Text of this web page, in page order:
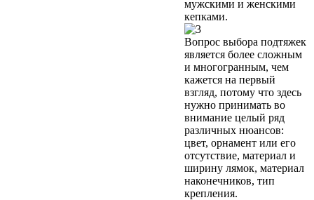
мужскими и женскими
кепками.
Вопрос выбора подтяжек
является более сложным
и многогранным, чем
кажется на первый
взгляд, потому что здесь
нужно принимать во
внимание целый ряд
различных нюансов:
цвет, орнамент или его
отсутствие, материал и
ширину лямок, материал
наконечников, тип
крепления.